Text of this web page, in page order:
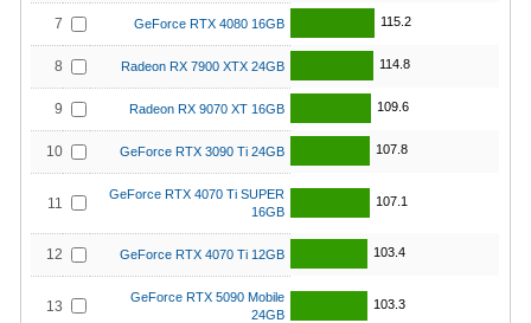
7 GeForce RTX 4080 16GB 115.2
8 Radeon RX 7900 XTX 24GB 114.8
9 Radeon RX 9070 XT 16GB 109.6
10 GeForce RTX 3090 Ti 24GB 107.8
11
GeForce RTX 4070 Ti SUPER
16GB
107.1
12 GeForce RTX 4070 Ti 12GB 103.4
13
GeForce RTX 5090 Mobile
24GB
103.3